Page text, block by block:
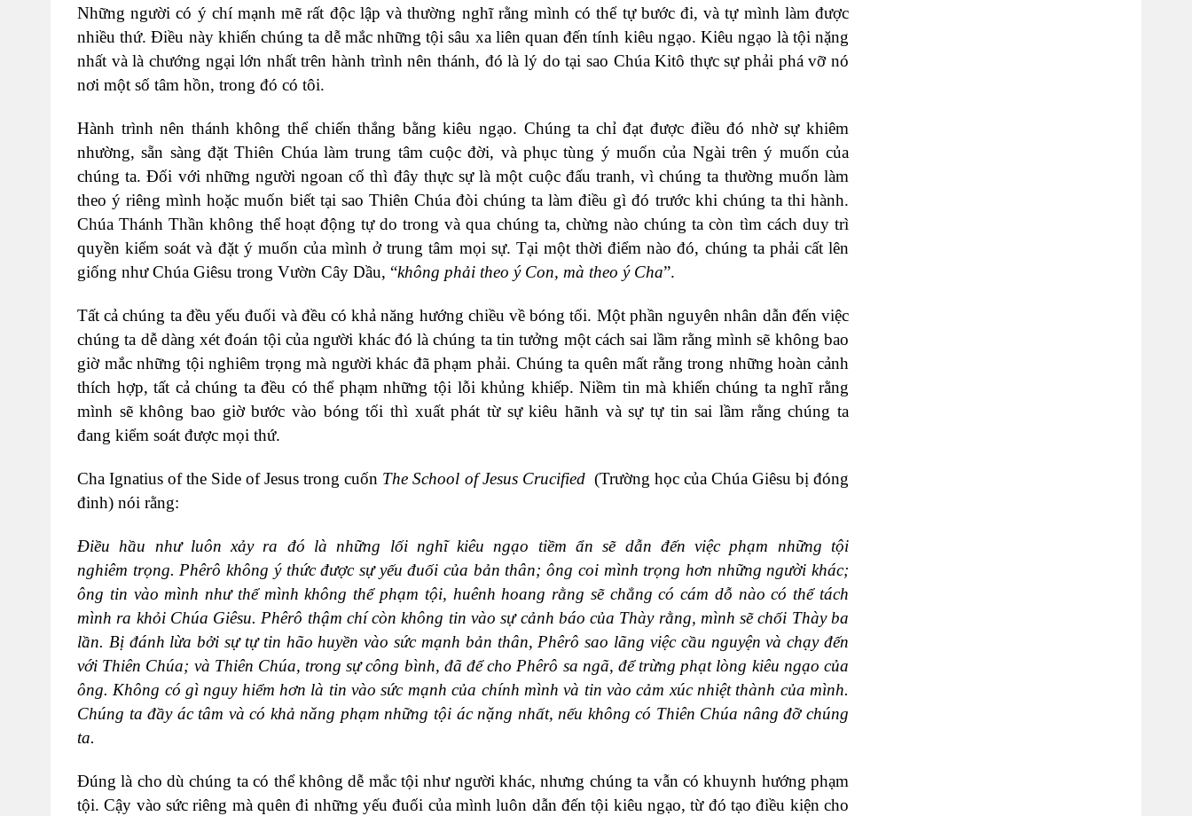
Những người có ý chí mạnh mẽ rất độc lập và thường nghĩ rằng mình có thể tự bước đi, và tự mình làm được
nhiều thứ. Điều này khiến chúng ta dễ mắc những tội sâu xa liên quan đến tính kiêu ngạo. Kiêu ngạo là tội nặng
nhất và là chướng ngại lớn nhất trên hành trình nên thánh, đó là lý do tại sao Chúa Kitô thực sự phải phá vỡ nó
nơi một số tâm hồn, trong đó có tôi.
Hành trình nên thánh không thể chiến thắng bằng kiêu ngạo. Chúng ta chỉ đạt được điều đó nhờ sự khiêm
nhường, sẵn sàng đặt Thiên Chúa làm trung tâm cuộc đời, và phục tùng ý muốn của Ngài trên ý muốn của
chúng ta. Đối với những người ngoan cố thì đây thực sự là một cuộc đấu tranh, vì chúng ta thường muốn làm
theo ý riêng mình hoặc muốn biết tại sao Thiên Chúa đòi chúng ta làm điều gì đó trước khi chúng ta thi hành.
Chúa Thánh Thần không thể hoạt động tự do trong và qua chúng ta, chừng nào chúng ta còn tìm cách duy trì
quyền kiểm soát và đặt ý muốn của mình ở trung tâm mọi sự. Tại một thời điểm nào đó, chúng ta phải cất lên
giống như Chúa Giêsu trong Vườn Cây Dầu, “không phải theo ý Con, mà theo ý Cha”.
Tất cả chúng ta đều yếu đuối và đều có khả năng hướng chiều về bóng tối. Một phần nguyên nhân dẫn đến việc
chúng ta dễ dàng xét đoán tội của người khác đó là chúng ta tin tưởng một cách sai lầm rằng mình sẽ không bao
giờ mắc những tội nghiêm trọng mà người khác đã phạm phải. Chúng ta quên mất rằng trong những hoàn cảnh
thích hợp, tất cả chúng ta đều có thể phạm những tội lỗi khủng khiếp. Niềm tin mà khiến chúng ta nghĩ rằng
mình sẽ không bao giờ bước vào bóng tối thì xuất phát từ sự kiêu hãnh và sự tự tin sai lầm rằng chúng ta
đang kiểm soát được mọi thứ.
Cha Ignatius of the Side of Jesus trong cuốn The School of Jesus Crucified(Trường học của Chúa Giêsu bị đóng
đinh) nói rằng:
Điều hầu như luôn xảy ra đó là những lối nghĩkiêu ngạo tiềm ẩn sẽ dẫn đến việc phạm những tội
nghiêm trọng. Phêrôkhông ý thức được sự yếu đuối của bản thân; ông coi mình trọng hơn những người khác;
ông tin vào mình như thể mình không thể phạm tội, huênh hoang rằng sẽ chẳng có cám dỗ nào có thể tách
mình ra khỏi Chúa Giêsu. Phêrô thậm chí còn không tin vào sự cảnh báocủa Thàyrằng, mình sẽ chối Thàyba
lần. Bị đánh lừa bởi sự tự tin hão huyền vào sức mạnh bản thân, Phêrô sao lãng việc cầu nguyện và chạy đến
với Thiên Chúa; và Thiên Chúa, trong sự công bình, đã để cho Phêrô sa ngã, để trừng phạt lòng kiêu ngạo của
ông. Không có gì nguy hiểm hơn là tin vào sức mạnh của chính mình và tin vào cảm xúc nhiệt thành của mình.
Chúng ta đầy ác tâm và có khả năng phạm những tội ác nặng nhất, nếu không có Thiên Chúa nâng đỡ chúng
ta.
Đúng là cho dù chúng ta có thể không dễ mắc tội như người khác, nhưng chúng ta vẫn có khuynh hướng phạm
tội. Cậy vào sức riêng mà quên đi những yếu đuối của mình luôn dẫn đến tội kiêu ngạo, từ đó tạo điều kiện cho